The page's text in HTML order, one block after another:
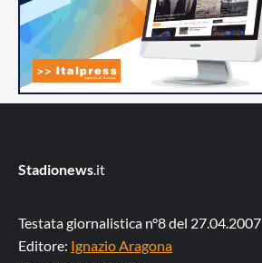
Stadionews.it
Testata giornalistica n°8 del 27.04.2007
Editore: Ignazio Aragona